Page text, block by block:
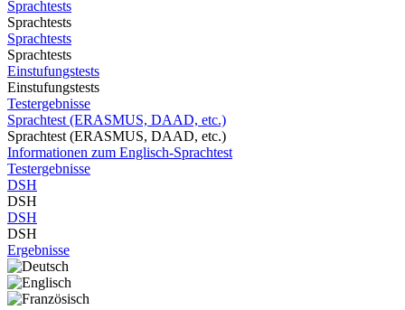
Sprachtests
Sprachtests
Sprachtests
Sprachtests
Einstufungstests
Einstufungstests
Testergebnisse
Sprachtest (ERASMUS, DAAD, etc.)
Sprachtest (ERASMUS, DAAD, etc.)
Informationen zum Englisch-Sprachtest
Testergebnisse
DSH
DSH
DSH
DSH
Ergebnisse